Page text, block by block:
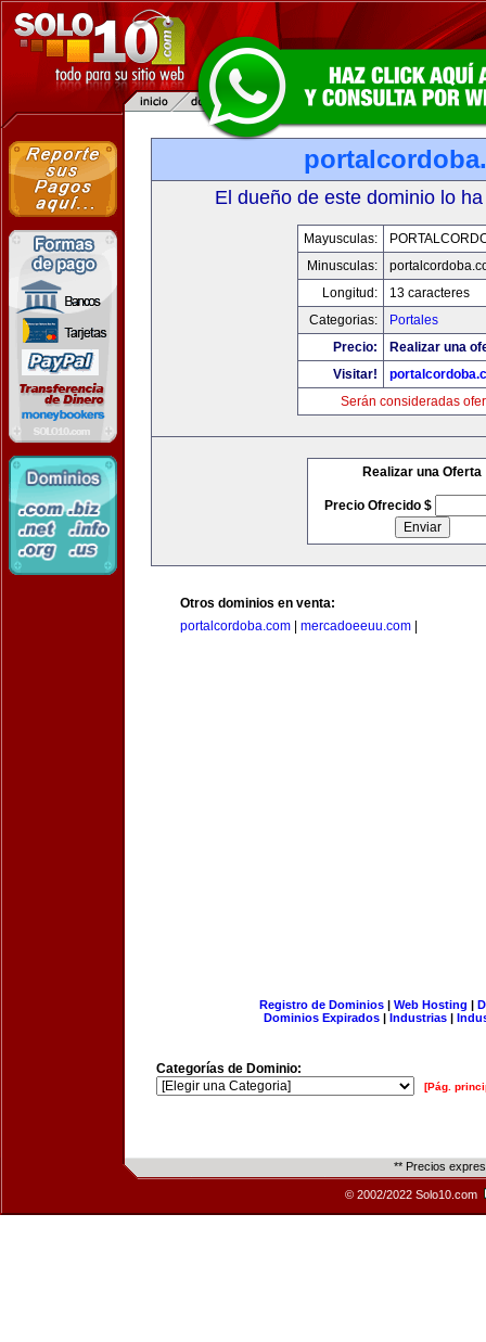
El dueño de este dominio lo
Mayusculas:
Minusculas:
Longitud:
13 caracteres
Categorias:
Portales
Precio:
Realizar una
Visitar!
Serán consideradas
Realizar una Oferta
Precio Ofrecido $
Otros dominios en venta:
portalcordoba.com
mercadoeeuu.com
Registro de Dominios| Web Hosting |
Dominios Expirados | Industrias |
Categorías de Dominio:
[Pág.
** Precios
© 2002/2022 Solo10.com